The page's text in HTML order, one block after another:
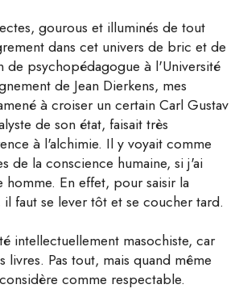
gourous et illuminés de tout
dans cet univers de bric et de
de psychopédagogue à l'Université
de Jean Dierkens, mes
à croiser un certain Carl Gustav
de son état, faisait très
à l'alchimie. Il y voyait comme
de la conscience humaine, si j'ai
En effet, pour saisir la
faut se lever tôt et se coucher tard.
intellectuellement masochiste, car
livres. Pas tout, mais quand même
comme respectable.